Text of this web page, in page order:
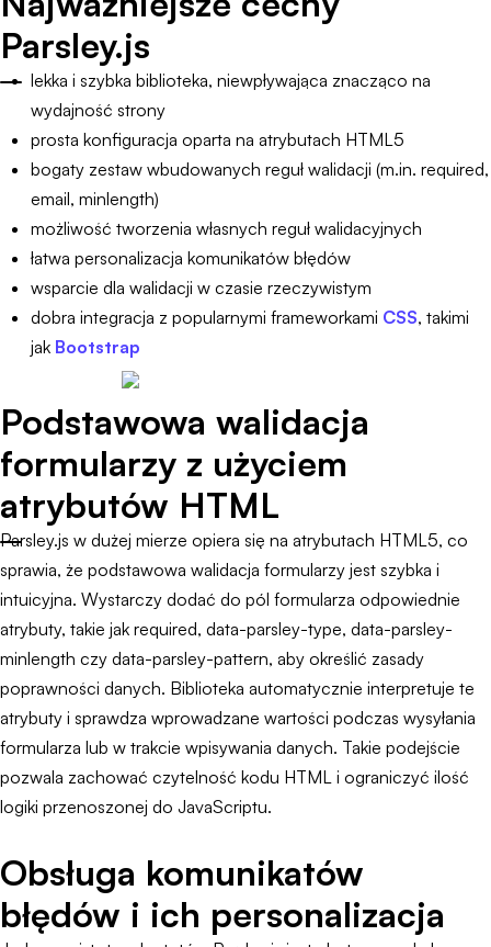
Parsley.js
lekka i szybka biblioteka, niewpływająca znacząco na
wydajność strony
prosta konfiguracja oparta na atrybutach HTML5
bogaty zestaw wbudowanych reguł walidacji (m.in. required,
email, minlength)
możliwość tworzenia własnych reguł walidacyjnych
łatwa personalizacja komunikatów błędów
wsparcie dla walidacji w czasie rzeczywistym
dobra integracja z popularnymi frameworkami CSS, takimi
jak Bootstrap
Podstawowa walidacja
formularzy z użyciem
atrybutów HTML
Parsley.js w dużej mierze opiera się na atrybutach HTML5, co
sprawia, że podstawowa walidacja formularzy jest szybka i
intuicyjna. Wystarczy dodać do pól formularza odpowiednie
atrybuty, takie jak required, data-parsley-type, data-parsley-
minlength czy data-parsley-pattern, aby określić zasady
poprawności danych. Biblioteka automatycznie interpretuje te
atrybuty i sprawdza wprowadzane wartości podczas wysyłania
formularza lub w trakcie wpisywania danych. Takie podejście
pozwala zachować czytelność kodu HTML i ograniczyć ilość
logiki przenoszonej do JavaScriptu.
Obsługa komunikatów
błędów i ich personalizacja